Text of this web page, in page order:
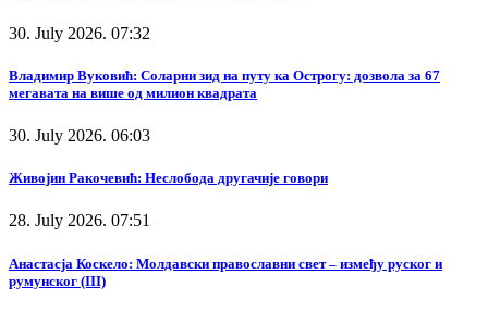
30. July 2026. 07:32
Владимир Вуковић: Соларни зид на путу ка Острогу: дозвола за 67
мегавата на више од милион квадрата
30. July 2026. 06:03
Живојин Ракочевић: Неслобода другачије говори
28. July 2026. 07:51
Анастасја Коскело: Молдавски православни свет – између руског и
румунског (III)